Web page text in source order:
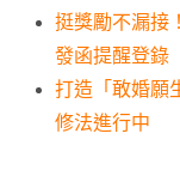
挺獎勵不漏接
發函提醒登錄
打造「敢婚願
修法進行中